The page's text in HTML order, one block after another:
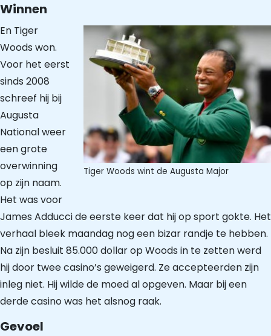
Winnen
Tiger Woods wint de Augusta Major
En Tiger
Woods won.
Voor het eerst
sinds 2008
schreef hij bij
Augusta
National weer
een grote
overwinning
op zijn naam.
Het was voor
James Adducci de eerste keer dat hij op sport gokte. Het
verhaal bleek maandag nog een bizar randje te hebben.
Na zijn besluit 85.000 dollar op Woods in te zetten werd
hij door twee casino’s geweigerd. Ze accepteerden zijn
inleg niet. Hij wilde de moed al opgeven. Maar bij een
derde casino was het alsnog raak.
Gevoel